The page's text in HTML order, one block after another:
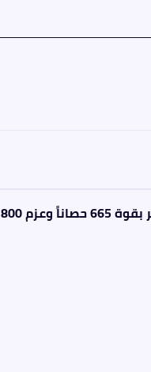
AMG V8 توين تيربو 4.0 لتر بقوة 665 حصاناً وعزم 800